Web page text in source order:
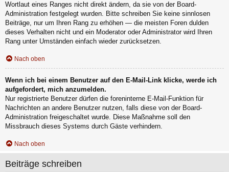
Wortlaut eines Ranges nicht direkt ändern, da sie von der Board-
Administration festgelegt wurden. Bitte schreiben Sie keine sinnlosen
Beiträge, nur um Ihren Rang zu erhöhen — die meisten Foren dulden
dieses Verhalten nicht und ein Moderator oder Administrator wird Ihren
Rang unter Umständen einfach wieder zurücksetzen.
Nach oben
Wenn ich bei einem Benutzer auf den E-Mail-Link klicke, werde ich
aufgefordert, mich anzumelden.
Nur registrierte Benutzer dürfen die foreninterne E-Mail-Funktion für
Nachrichten an andere Benutzer nutzen, falls diese von der Board-
Administration freigeschaltet wurde. Diese Maßnahme soll den
Missbrauch dieses Systems durch Gäste verhindern.
Nach oben
Beiträge schreiben